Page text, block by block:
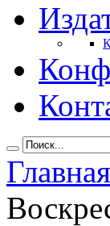
Главная